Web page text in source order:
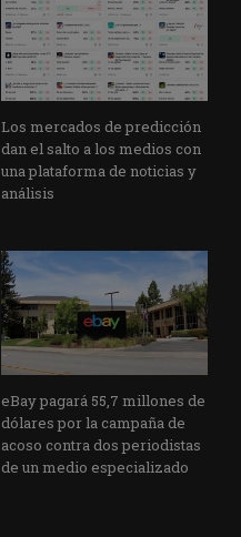
Los mercados de predicción
dan el salto a los medios con
una plataforma de noticias y
análisis
eBay pagará 55,7 millones de
dólares por la campaña de
acoso contra dos periodistas
de un medio especializado